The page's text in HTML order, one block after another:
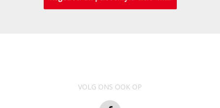
VOLG ONS OOK OP